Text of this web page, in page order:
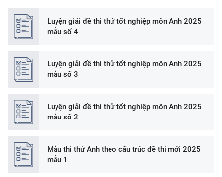
Luyện giải đề thi thử tốt nghiệp môn Anh 2025
mẫu số 4
Luyện giải đề thi thử tốt nghiệp môn Anh 2025
mẫu số 3
Luyện giải đề thi thử tốt nghiệp môn Anh 2025
mẫu số 2
Mẫu thi thử Anh theo cấu trúc đề thi mới 2025
mẫu 1